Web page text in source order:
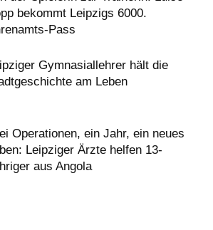
bekommt Leipzigs 6000.
Pass
Gymnasiallehrer hält die
am Leben
Operationen, ein Jahr, ein neues
Leipziger Ärzte helfen 13-
aus Angola